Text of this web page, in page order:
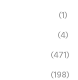
(1)
(4)
(471)
(198)